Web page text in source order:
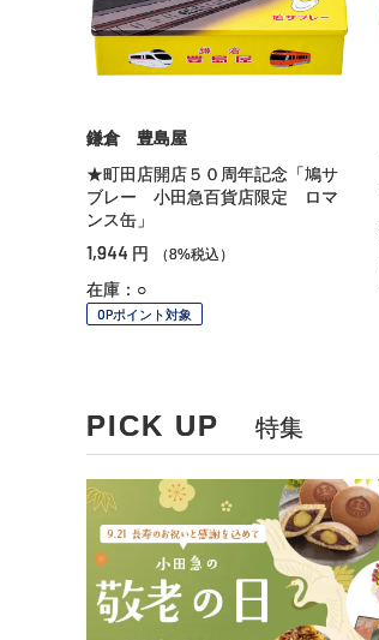
鎌倉 豊島屋
★町田店開店５０周年記念「鳩サ
ブレー 小田急百貨店限定 ロマ
ンス缶」
1,944 円 （8%税込）
在庫：○
OPポイント対象
PICK UP 特集